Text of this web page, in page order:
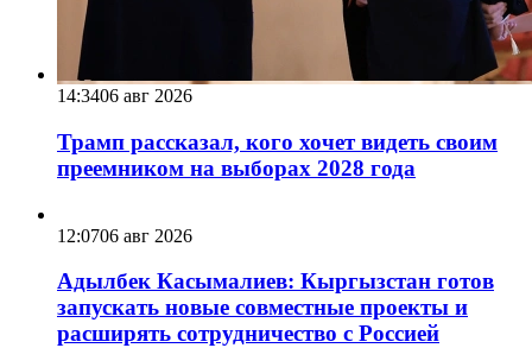
14:3406 авг 2026
Трамп рассказал, кого хочет видеть своим
преемником на выборах 2028 года
12:0706 авг 2026
Адылбек Касымалиев: Кыргызстан готов
запускать новые совместные проекты и
расширять сотрудничество с Россией